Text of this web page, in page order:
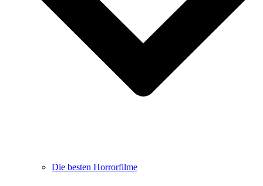
Die besten Horrorfilme